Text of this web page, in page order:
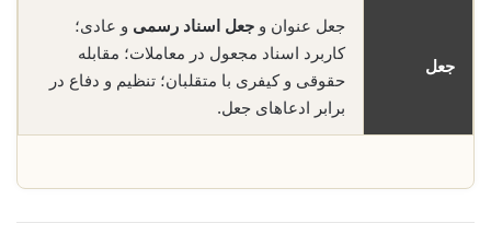
جعل
جعل عنوان و جعل اسناد رسمی و عادی؛
کاربرد اسناد مجعول در معاملات؛ مقابله
حقوقی و کیفری با متقلبان؛ تنظیم و دفاع در
برابر ادعاهای جعل.